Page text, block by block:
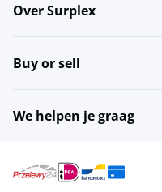
Over Surplex
Buy or sell
We helpen je graag